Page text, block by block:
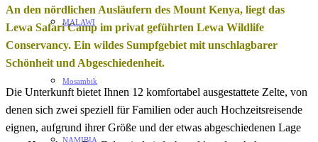
MALAWI
Mosambik
NAMIBIA
An den nördlichen Ausläufern des Mount Kenya, liegt das
Lewa Safari Camp im privat geführten Lewa Wildlife
Conservancy. Ein wildes Sumpfgebiet mit unschlagbarer
Schönheit und Abgeschiedenheit.
Die Unterkunft bietet Ihnen 12 komfortabel ausgestattete Zelte, von
denen sich zwei speziell für Familien oder auch Hochzeitsreisende
eignen, aufgrund ihrer Größe und der etwas abgeschiedenen Lage